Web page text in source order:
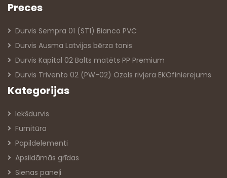
Preces
Durvis Sempra 01 (ST1) Bianco PVC
Durvis Ausma Latvijas bērza tonis
Durvis Kapital 02 Balts matēts PP Premium
Durvis Trivento 02 (PW-02) Ozols rivjera EKOfinierejums
Kategorijas
Iekšdurvis
Furnitūra
Papildelementi
Apsildāmās grīdas
Sienas paneļi